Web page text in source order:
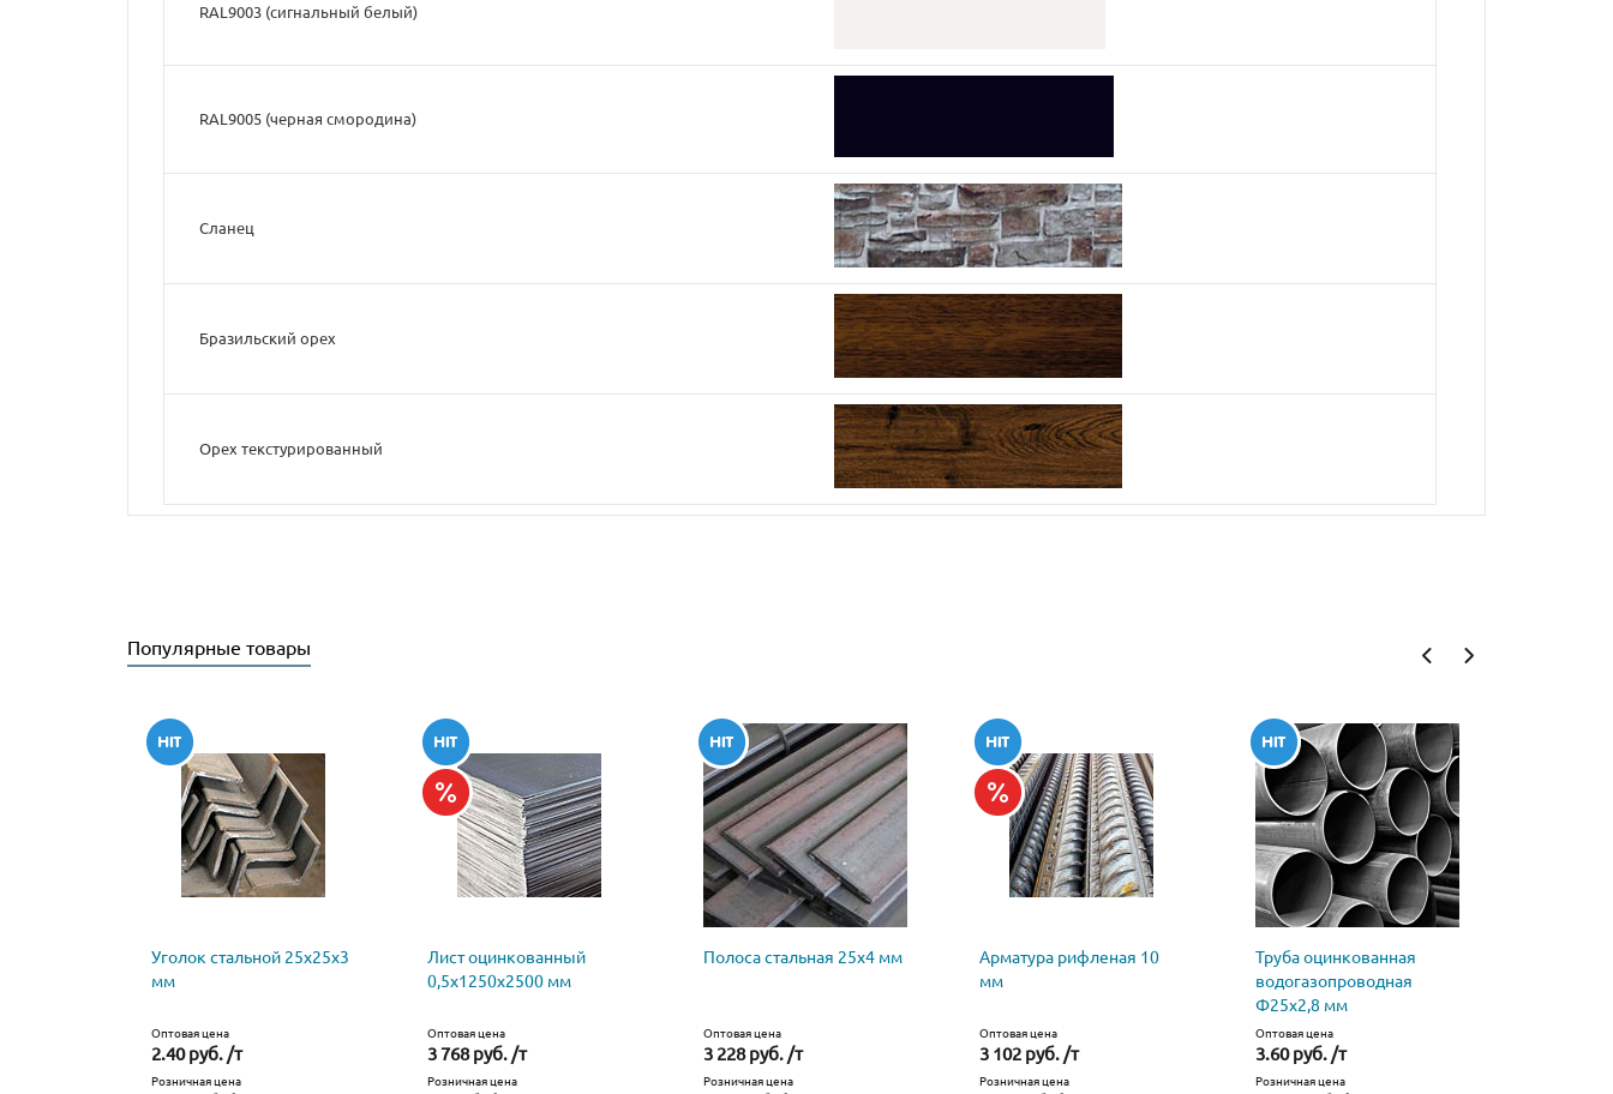
RAL9003 (cигнальный белый)
RAL9005 (черная смородина)
Сланец
Бразильский орех
Орех текстурированный
Популярные товары
Уголок стальной 25х25х3
мм
Оптовая цена
2.40 руб. /т
Розничная цена
Лист оцинкованный
0,5х1250х2500 мм
Оптовая цена
3 768 руб. /т
Розничная цена
Полоса стальная 25х4 мм
Оптовая цена
3 228 руб. /т
Розничная цена
Арматура рифленая 10
мм
Оптовая цена
3 102 руб. /т
Розничная цена
Труба оцинкованная
водогазопроводная
Ф25х2,8 мм
Оптовая цена
3.60 руб. /т
Розничная цена